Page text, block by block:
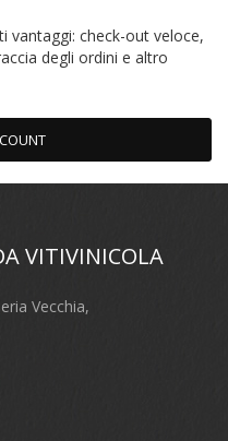
vantaggi: check-out veloce,
degli ordini e altro
VITIVINICOLA
Vecchia,